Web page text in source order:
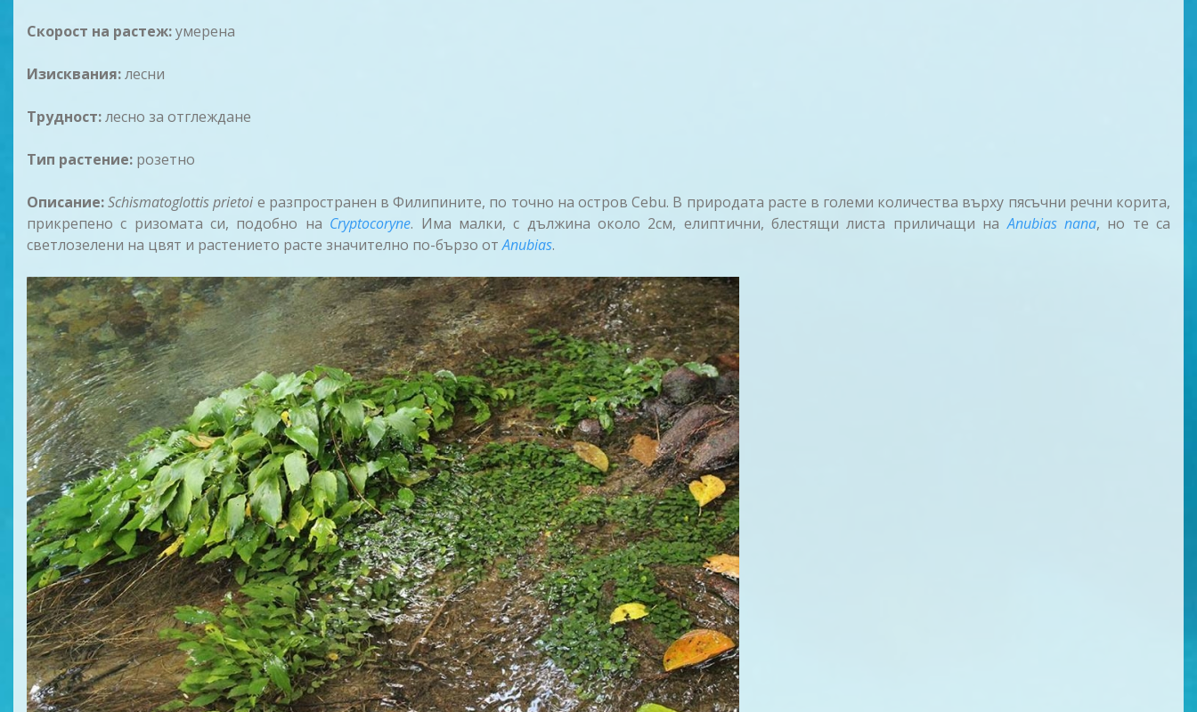
Скорост на рaстеж:умерена
Изисквания:лесни
Трудност:лесно за отглеждане
Тип растение: розетно
Описание:Schismatoglottis prietoi е разпространен в Филипините, по точно на остров Cebu. В природата расте в големи количества върху пясъчни речни корита,
прикрепено с ризомата си, подобно на Cryptocoryne. Има малки, с дължина около 2см, елиптични, блестящи листа приличащи на Anubias nana, но те са
светлозелени на цвят и растението расте значително по-бързо отAnubias.